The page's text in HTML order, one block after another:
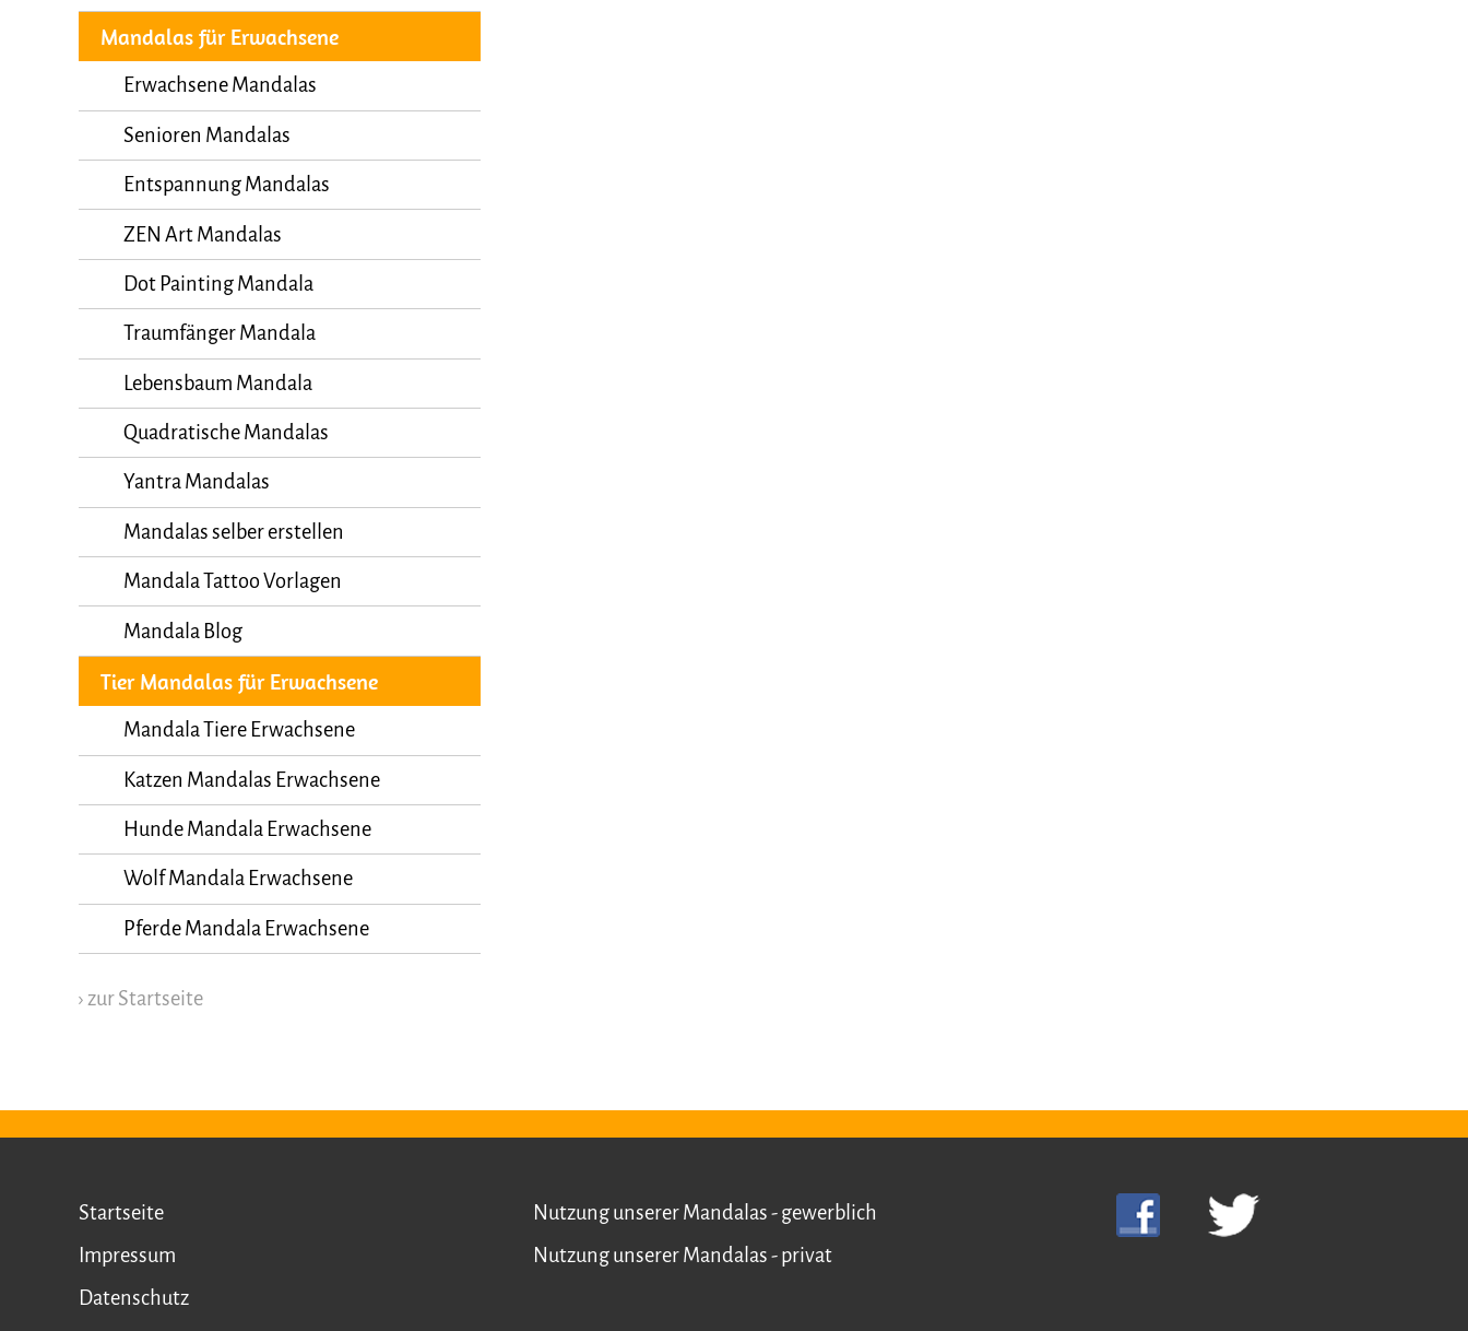
Mandalas für Erwachsene
Erwachsene Mandalas
Senioren Mandalas
Entspannung Mandalas
ZEN Art Mandalas
Dot Painting Mandala
Traumfänger Mandala
Lebensbaum Mandala
Quadratische Mandalas
Yantra Mandalas
Mandalas selber erstellen
Mandala Tattoo Vorlagen
Mandala Blog
Tier Mandalas für Erwachsene
Mandala Tiere Erwachsene
Katzen Mandalas Erwachsene
Hunde Mandala Erwachsene
Wolf Mandala Erwachsene
Pferde Mandala Erwachsene
› zur Startseite
Startseite
Impressum
Datenschutz
Nutzung unserer Mandalas - gewerblich
Nutzung unserer Mandalas - privat